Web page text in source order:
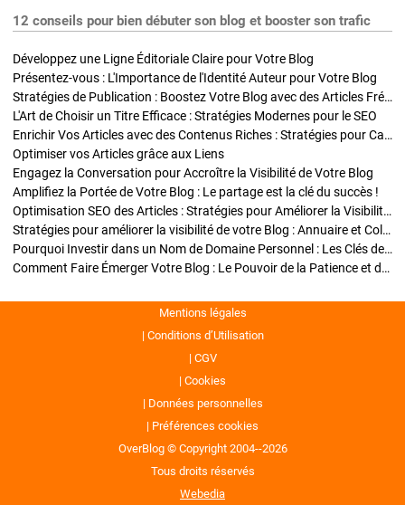
12 conseils pour bien débuter son blog et booster son trafic
Développez une Ligne Éditoriale Claire pour Votre Blog
Présentez-vous : L'Importance de l'Identité Auteur pour Votre Blog
Stratégies de Publication : Boostez Votre Blog avec des Articles Fréquents et Exclusifs
L'Art de Choisir un Titre Efficace : Stratégies Modernes pour le SEO
Enrichir Vos Articles avec des Contenus Riches : Stratégies pour Captiver et Optimiser
Optimiser vos Articles grâce aux Liens
Engagez la Conversation pour Accroître la Visibilité de Votre Blog
Amplifiez la Portée de Votre Blog : Le partage est la clé du succès !
Optimisation SEO des Articles : Stratégies pour Améliorer la Visibilité de Votre Blog
Stratégies pour améliorer la visibilité de votre Blog : Annuaire et Collaborations
Pourquoi Investir dans un Nom de Domaine Personnel : Les Clés de la Réussite de Votre Blog
Comment Faire Émerger Votre Blog : Le Pouvoir de la Patience et de la Persévérance
Mentions légales
Conditions d’Utilisation
CGV
Cookies
Données personnelles
Préférences cookies
OverBlog © Copyright 2004--2026
Tous droits réservés
Webedia